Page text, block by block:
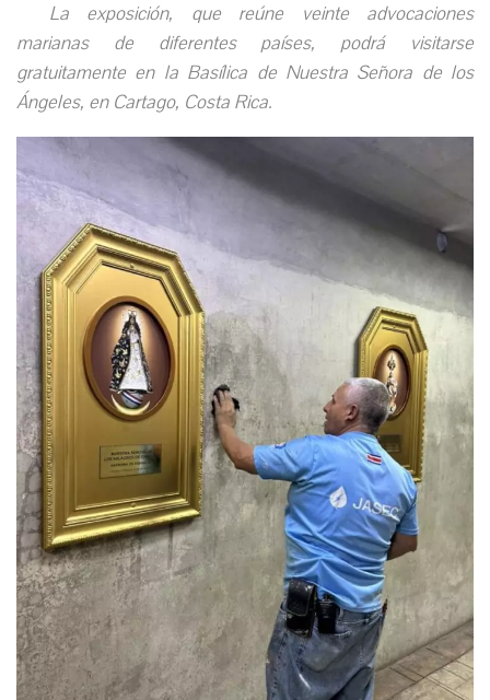
La exposición, que reúne veinte advocaciones
marianas de diferentes países, podrá visitarse
gratuitamente en la Basílica de Nuestra Señora de los
Ángeles, en Cartago, Costa Rica.